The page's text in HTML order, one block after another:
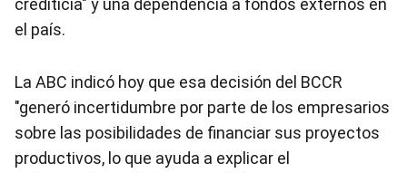
crediticia" y una dependencia a fondos externos en
el país.
La ABC indicó hoy que esa decisión del BCCR
"generó incertidumbre por parte de los empresarios
sobre las posibilidades de financiar sus proyectos
productivos, lo que ayuda a explicar el